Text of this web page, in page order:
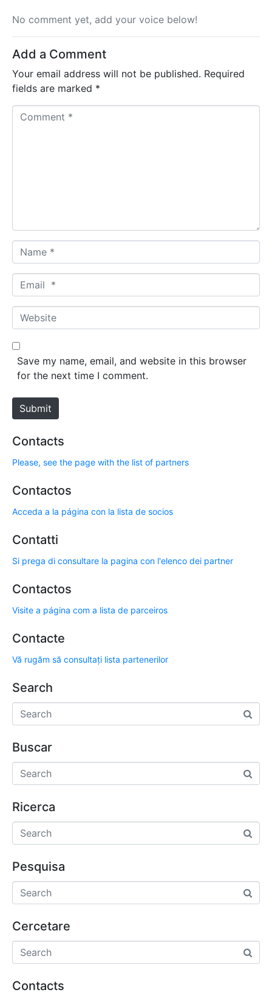
No comment yet, add your voice below!
Add a Comment
Your email address will not be published. Required
fields are marked *
a
m
*
m
a
*
W
e
b
e
Save my name, email, and website in this browser
for the next time I comment.
Submit
Contacts
Please, see the page with the list of partners
Contactos
Acceda a la página con la lista de socios
Contatti
Si prega di consultare la pagina con l'elenco dei partner
Contactos
Visite a página com a lista de parceiros
Contacte
Vă rugăm să consultați lista partenerilor
Search
Buscar
Ricerca
Pesquisa
Cercetare
Contacts